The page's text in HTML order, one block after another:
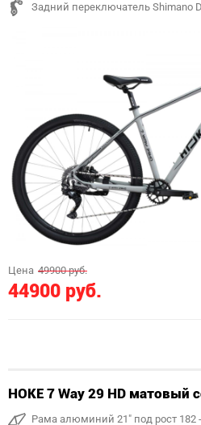
Задний переключатель Shimano
Цена 49900 руб.
44900 руб.
HOKE 7 Way 29 HD матовый
Рама алюминий 21" под рост 182